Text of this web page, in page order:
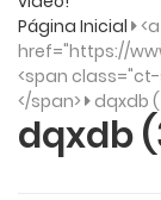
Página Inicial <a
href="https://
<span
</span> dqxdb
dqxdb